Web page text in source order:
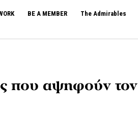
BE A MEMBER The Admirables
που αψηφούν τον